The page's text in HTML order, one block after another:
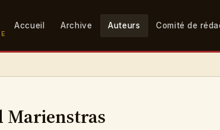
Accueil Archive Auteurs Comité de
Marienstras